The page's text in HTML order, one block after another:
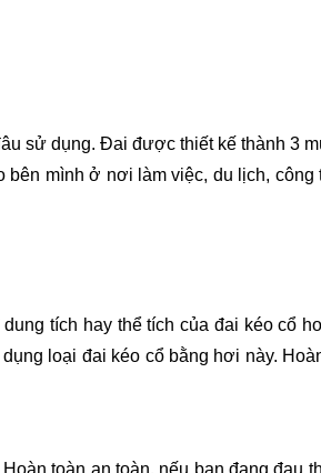
sử dụng. Đai được thiết kế thành 3
mình ở nơi làm việc, du lịch, công
tích hay thể tích của đai kéo cổ
loại đai kéo cổ bằng hơi này.
toàn an toàn, nếu bạn đang đau